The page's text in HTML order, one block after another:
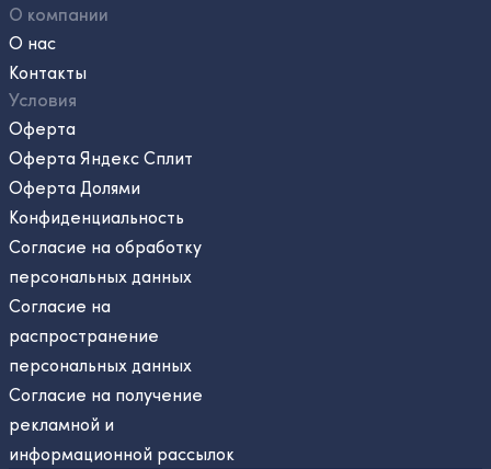
О компании
О нас
Контакты
Условия
Оферта
Оферта Яндекс Сплит
Оферта Долями
Конфиденциальность
Согласие на обработку
персональных данных
Согласие на
распространение
персональных данных
Согласие на получение
рекламной и
информационной рассылок